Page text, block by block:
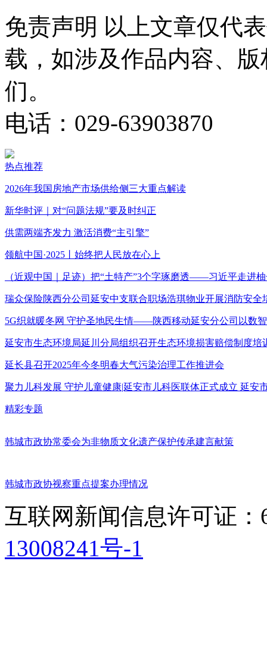
免责声明 以上文章仅代
载，如涉及作品内容、
们。
电话：029-63903870
热点推荐
2026年我国房地产市场供给侧三大重点解读
新华时评｜对“问题法规”要及时纠正
供需两端齐发力 激活消费“主引擎”
领航中国·2025丨始终把人民放在心上
（近观中国｜足迹）把“土特产”3个字琢磨透——习近平走进
瑞众保险陕西分公司延安中支联合职场浩琪物业开展消防安全
5G织就暖冬网 守护圣地民生情——陕西移动延安分公司以数
延安市生态环境局延川分局组织召开生态环境损害赔偿制度培
延长县召开2025年今冬明春大气污染治理工作推进会
聚力儿科发展 守护儿童健康|延安市儿科医联体正式成立 延安
精彩专题
韩城市政协常委会为非物质文化遗产保护传承建言献策
韩城市政协视察重点提案办理情况
互联网新闻信息许可证：
13008241号-1